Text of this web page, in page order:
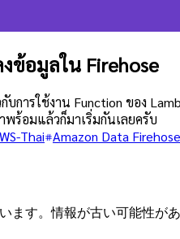
ข้อมูลใน Firehose
ารใช้งาน Function ของ
พร้อมแล้วก็มาเริ่มกันเลยครับ
Thai Amazon Data Firehose
ます。情報が古い可能性が